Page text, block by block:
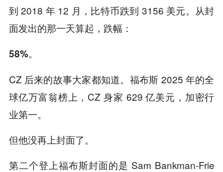
到 2018 年 12 月，比特币跌到 3156 美元。从封
面发出的那一天算起，跌幅：
58%。
CZ 后来的故事大家都知道。福布斯 2025 年的全
球亿万富翁榜上，CZ 身家 629 亿美元，加密行
业第一。
但他没再上封面了。
第二个登上福布斯封面的是 Sam Bankman-Frie